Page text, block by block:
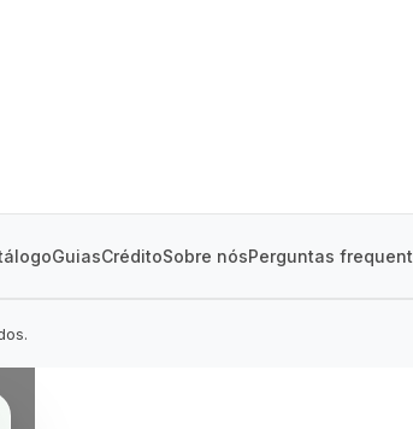
GuiasCréditoSobre nósPerguntas